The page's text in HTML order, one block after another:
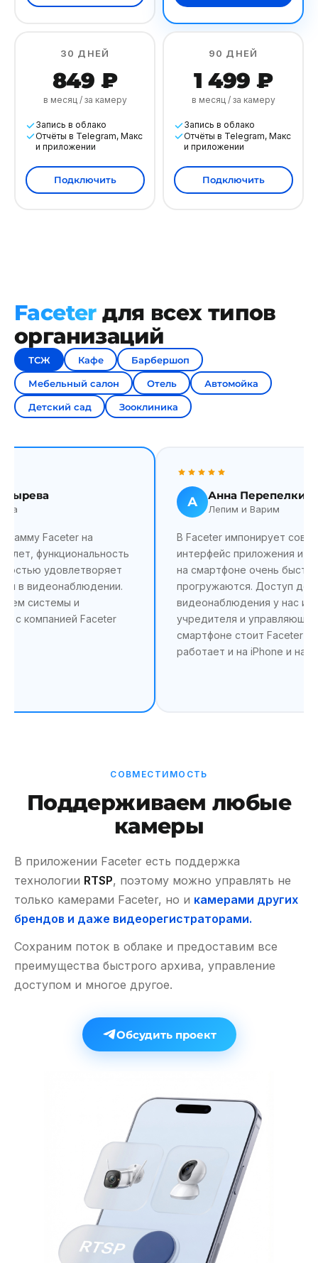
30 ДНЕЙ
849 ₽
в месяц / за камеру
Запись в облако
Отчёты в Telegram, Макс
и приложении
Подключить
90 ДНЕЙ
1 499 ₽
в месяц / за камеру
Запись в облако
Отчёты в Telegram, Макс
и приложении
Подключить
Faceterдля всех типов
организаций
ТСЖ Кафе Барбершоп
Мебельный салон Отель Автомойка
Детский сад Зооклиника
Faceter на
лет, функциональность
удовлетворяет
в видеонаблюдении.
системы и
с компанией Faceter
А Анна
Лепим и Варим
В Faceter импонирует
интерфейс приложения и
на смартфоне очень
прогружаются. Доступ до
видеонаблюдения у нас
учредителя и
смартфоне стоит Faceter —
работает и на iPhone и на
СОВМЕСТИМОСТЬ
Поддерживаем любые
камеры
В приложении Faceter есть поддержка
технологии RTSP, поэтому можно управлять не
только камерами Faceter, но и камерами других
брендов и даже видеорегистраторами.
Сохраним поток в облаке и предоставим все
преимущества быстрого архива, управление
доступом и многое другое.
Обсудить проект